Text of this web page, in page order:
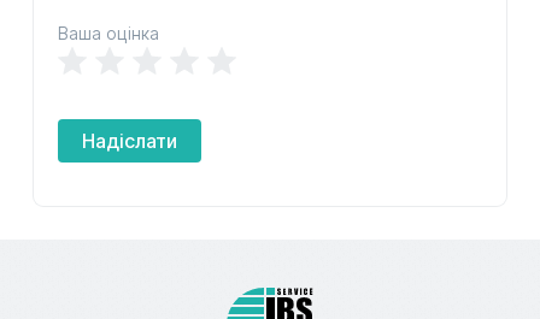
Ваша оцінка
Надіслати